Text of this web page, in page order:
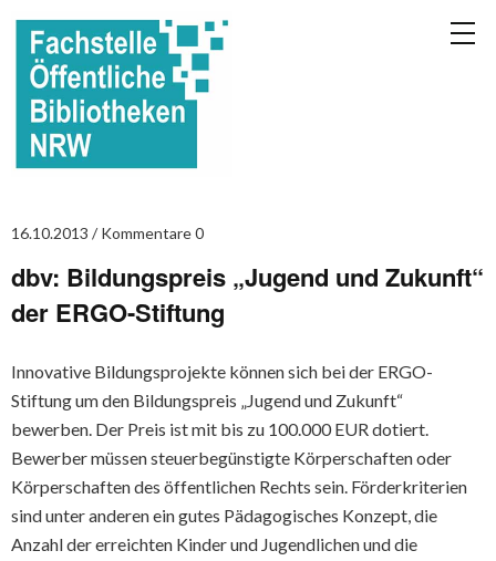
16.10.2013 Kommentare 0
dbv: Bildungspreis „Jugend und Zukunft“
der ERGO-Stiftung
Innovative Bildungsprojekte können sich bei der ERGO-
Stiftung um den Bildungspreis „Jugend und Zukunft“
bewerben. Der Preis ist mit bis zu 100.000 EUR dotiert.
Bewerber müssen steuerbegünstigte Körperschaften oder
Körperschaften des öffentlichen Rechts sein. Förderkriterien
sind unter anderen ein gutes Pädagogisches Konzept, die
Anzahl der erreichten Kinder und Jugendlichen und die